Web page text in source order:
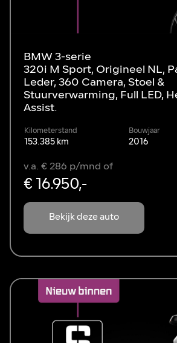
BMW 3-serie
320i M Sport, Origineel NL,
Leder, 360 Camera, Stoel &
Stuurverwarming, Full LED,
Assist.
Kilometerstand
153.385 km
Bouwjaar
2016
Bekijk deze auto
v.a. € 286 p/mnd of
€ 16.950,-